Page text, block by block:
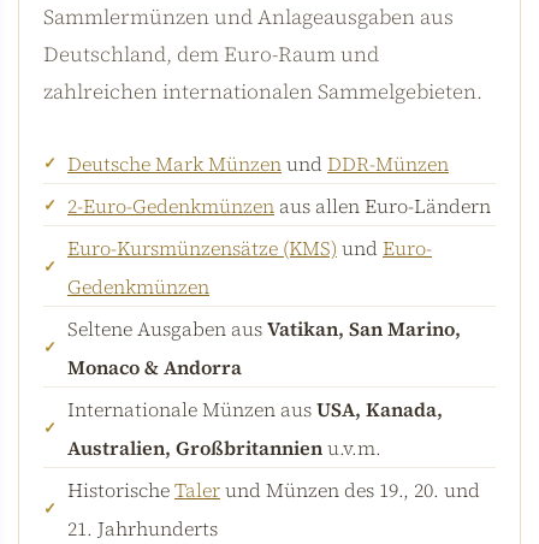
Sammlermünzen und Anlageausgaben aus
Deutschland, dem Euro-Raum und
zahlreichen internationalen Sammelgebieten.
Deutsche Mark MünzenundDDR-Münzen
2-Euro-Gedenkmünzen aus allen Euro-Ländern
Euro-Kursmünzensätze (KMS) undEuro-
Gedenkmünzen
Seltene Ausgaben ausVatikan, San Marino,
Monaco & Andorra
Internationale Münzen ausUSA, Kanada,
Australien, Großbritannienu.v.m.
HistorischeTalerund Münzen des 19., 20. und
21. Jahrhunderts